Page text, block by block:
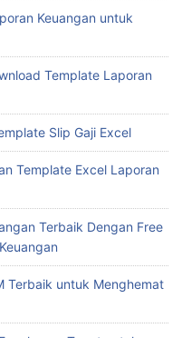
Keuangan untuk
Template Laporan
Slip Gaji Excel
Template Excel Laporan
Terbaik Dengan Free
Terbaik untuk Menghemat